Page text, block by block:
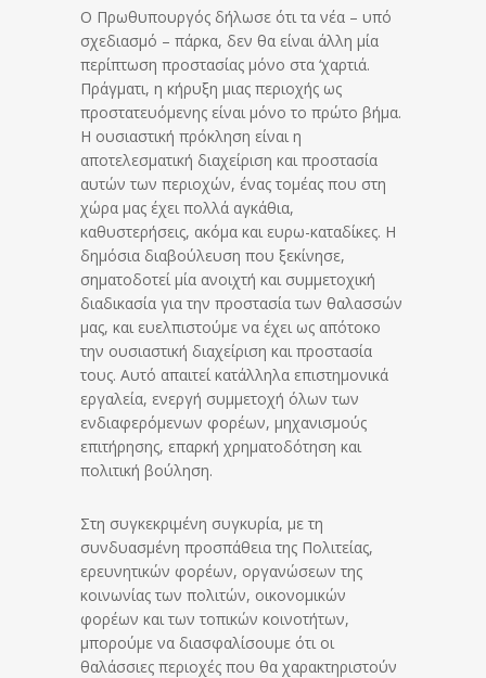
Ο Πρωθυπουργός δήλωσε ότι τα νέα – υπό
σχεδιασμό – πάρκα, δεν θα είναι άλλη μία
περίπτωση προστασίας μόνο στα ‘χαρτιά.
Πράγματι, η κήρυξη μιας περιοχής ως
προστατευόμενης είναι μόνο το πρώτο βήμα.
Η ουσιαστική πρόκληση είναι η
αποτελεσματική διαχείριση και προστασία
αυτών των περιοχών, ένας τομέας που στη
χώρα μας έχει πολλά αγκάθια,
καθυστερήσεις, ακόμα και ευρω-καταδίκες. Η
δημόσια διαβούλευση που ξεκίνησε,
σηματοδοτεί μία ανοιχτή και συμμετοχική
διαδικασία για την προστασία των θαλασσών
μας, και ευελπιστούμε να έχει ως απότοκο
την ουσιαστική διαχείριση και προστασία
τους. Αυτό απαιτεί κατάλληλα επιστημονικά
εργαλεία, ενεργή συμμετοχή όλων των
ενδιαφερόμενων φορέων, μηχανισμούς
επιτήρησης, επαρκή χρηματοδότηση και
πολιτική βούληση.
Στη συγκεκριμένη συγκυρία, με τη
συνδυασμένη προσπάθεια της Πολιτείας,
ερευνητικών φορέων, οργανώσεων της
κοινωνίας των πολιτών, οικονομικών
φορέων και των τοπικών κοινοτήτων,
μπορούμε να διασφαλίσουμε ότι οι
θαλάσσιες περιοχές που θα χαρακτηριστούν